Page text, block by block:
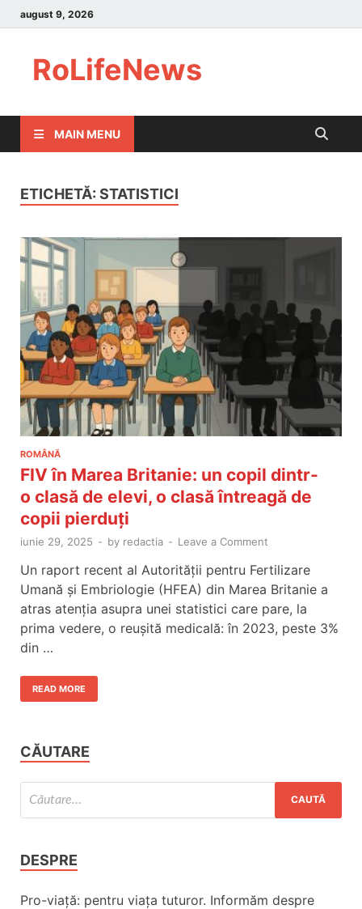
august 9, 2026
RoLifeNews
MAIN MENU
ETICHETĂ: STATISTICI
ROMÂNĂ
FIV în Marea Britanie: un copil dintr-
o clasă de elevi, o clasă întreagă de
copii pierduți
iunie 29, 2025 - by redactia - Leave a Comment
Un raport recent al Autorității pentru Fertilizare
Umană și Embriologie (HFEA) din Marea Britanie a
atras atenția asupra unei statistici care pare, la
prima vedere, o reușită medicală: în 2023, peste 3%
din …
READ MORE
CĂUTARE
DESPRE
Pro-viață: pentru viața tuturor. Informăm despre